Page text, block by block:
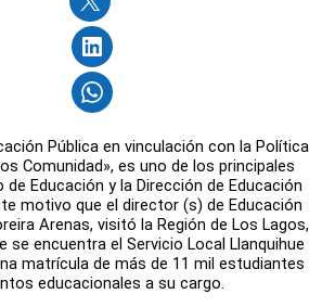
Pública en vinculación con la Política
Comunidad», es uno de los principales
de Educación y la Dirección de Educación
motivo que el director (s) de Educación
Arenas, visitó la Región de Los Lagos,
se encuentra el Servicio Local Llanquihue
matrícula de más de 11 mil estudiantes
educacionales a su cargo.